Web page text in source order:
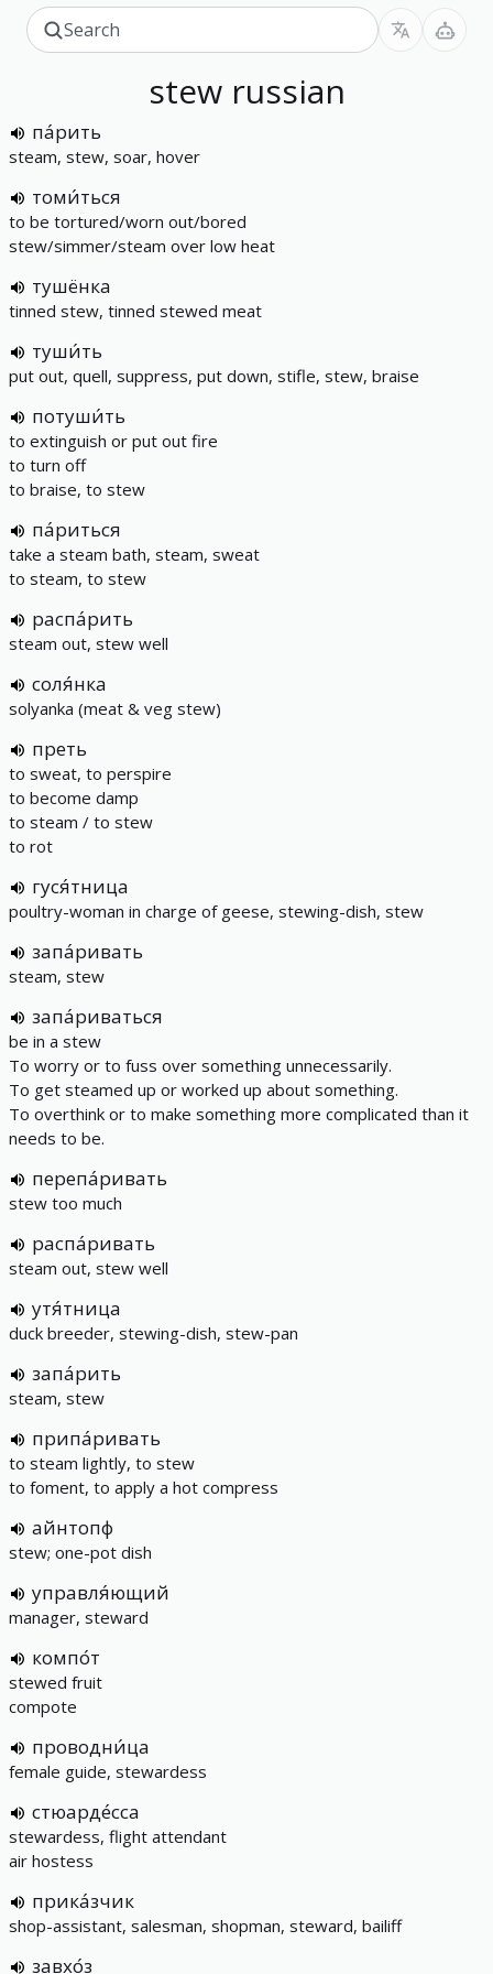
stew russian
па́рить
steam, stew, soar, hover
томи́ться
to be tortured/worn out/bored
stew/simmer/steam over low heat
тушёнка
tinned stew, tinned stewed meat
туши́ть
put out, quell, suppress, put down, stifle, stew, braise
потуши́ть
to extinguish or put out fire
to turn off
to braise, to stew
па́риться
take a steam bath, steam, sweat
to steam, to stew
распа́рить
steam out, stew well
соля́нка
solyanka (meat & veg stew)
преть
to sweat, to perspire
to become damp
to steam / to stew
to rot
гуся́тница
poultry-woman in charge of geese, stewing-dish, stew
запа́ривать
steam, stew
запа́риваться
be in a stew
To worry or to fuss over something unnecessarily.
To get steamed up or worked up about something.
To overthink or to make something more complicated than it
needs to be.
перепа́ривать
stew too much
распа́ривать
steam out, stew well
утя́тница
duck breeder, stewing-dish, stew-pan
запа́рить
steam, stew
припа́ривать
to steam lightly, to stew
to foment, to apply a hot compress
айнтопф
stew; one-pot dish
управля́ющий
manager, steward
компо́т
stewed fruit
compote
проводни́ца
female guide, stewardess
стюарде́сса
stewardess, flight attendant
air hostess
прика́зчик
shop-assistant, salesman, shopman, steward, bailiff
завхо́з